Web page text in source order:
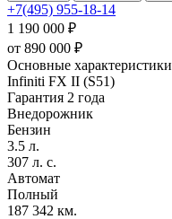
+7(495) 955-18-14
1 190 000 ₽
от 890 000 ₽
Основные характеристики
Infiniti FX II (S51)
Гарантия 2 года
Внедорожник
Бензин
3.5 л.
307 л. с.
Автомат
Полный
187 342 км.